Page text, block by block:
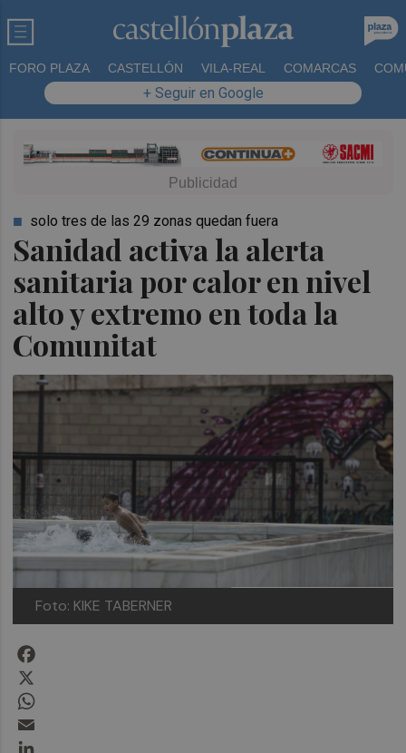
FORO PLAZA CASTELLÓN VILA-REAL COMARCAS
+ Seguir en Google
Sanidad activa la alerta
sanitaria por calor en nivel
alto y extremo en toda la
Comunitat
solo tres de las 29 zonas quedan fuera
Foto: KIKE TABERNER